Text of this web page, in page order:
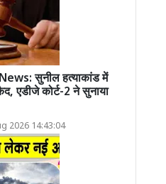
सुनील हत्याकांड में
एडीजे कोर्ट-2 ने सुनाया
2026 14:43:04